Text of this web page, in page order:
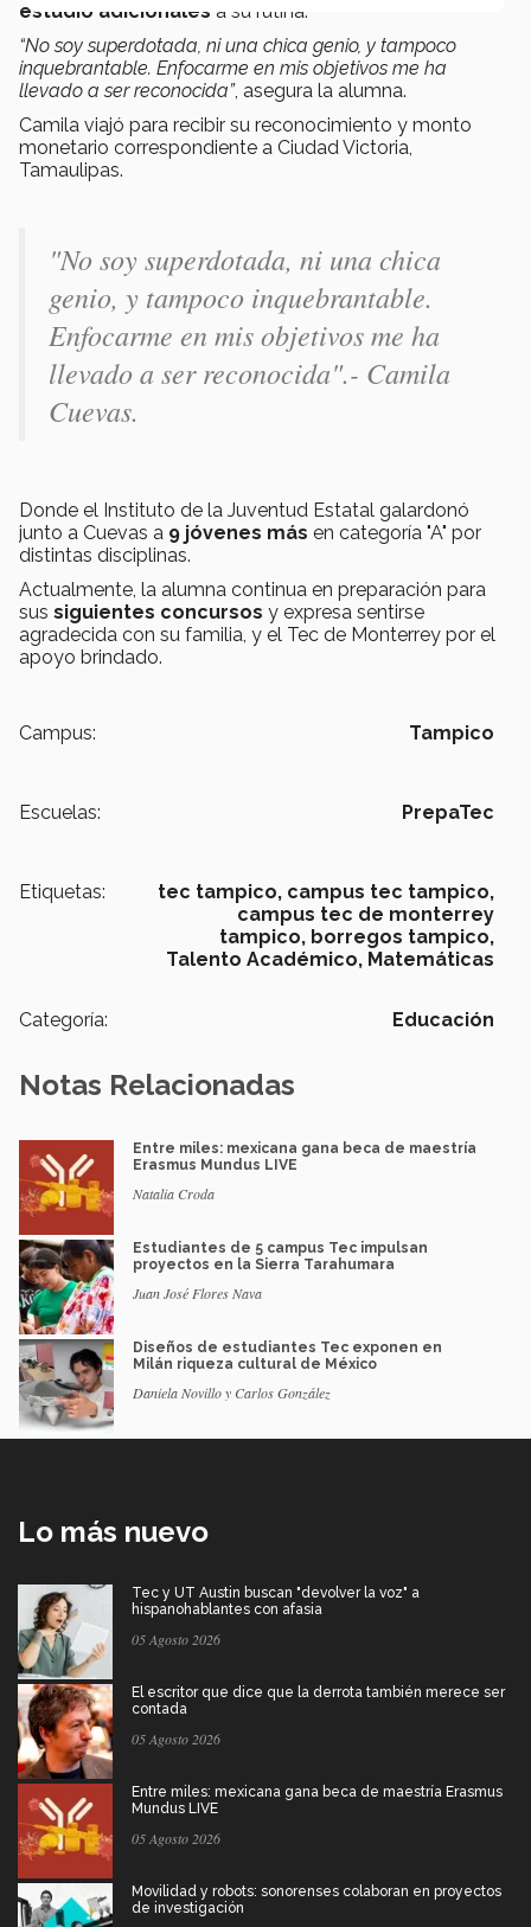
estudio adicionales a su rutina.
“No soy superdotada, ni una chica genio, y tampoco
inquebrantable. Enfocarme en mis objetivos me ha
llevado a ser reconocida”, asegura la alumna.
Camila viajó para recibir su reconocimiento y monto
monetario correspondiente a Ciudad Victoria,
Tamaulipas.
"No soy superdotada, ni una chica
genio, y tampoco inquebrantable.
Enfocarme en mis objetivos me ha
llevado a ser reconocida".- Camila
Cuevas.
Donde el Instituto de la Juventud Estatal galardonó
junto a Cuevas a 9 jóvenes más en categoría "A" por
distintas disciplinas.
Actualmente, la alumna continua en preparación para
sus siguientes concursos y expresa sentirse
agradecida con su familia, y el Tec de Monterrey por el
apoyo brindado.
Campus: Tampico
Escuelas: PrepaTec
Etiquetas:
tec tampico, campus tec tampico,
campus tec de monterrey
tampico, borregos tampico,
Talento Académico, Matemáticas
Categoría: Educación
Notas Relacionadas
Entre miles: mexicana gana beca de maestría
Erasmus Mundus LIVE
Natalia Croda
Estudiantes de 5 campus Tec impulsan
proyectos en la Sierra Tarahumara
Juan José Flores Nava
Diseños de estudiantes Tec exponen en
Milán riqueza cultural de México
Daniela Novillo y Carlos González
Lo más nuevo
Tec y UT Austin buscan "devolver la voz" a
hispanohablantes con afasia
05 Agosto 2026
El escritor que dice que la derrota también merece ser
contada
05 Agosto 2026
Entre miles: mexicana gana beca de maestría Erasmus
Mundus LIVE
05 Agosto 2026
Movilidad y robots: sonorenses colaboran en proyectos
de investigación